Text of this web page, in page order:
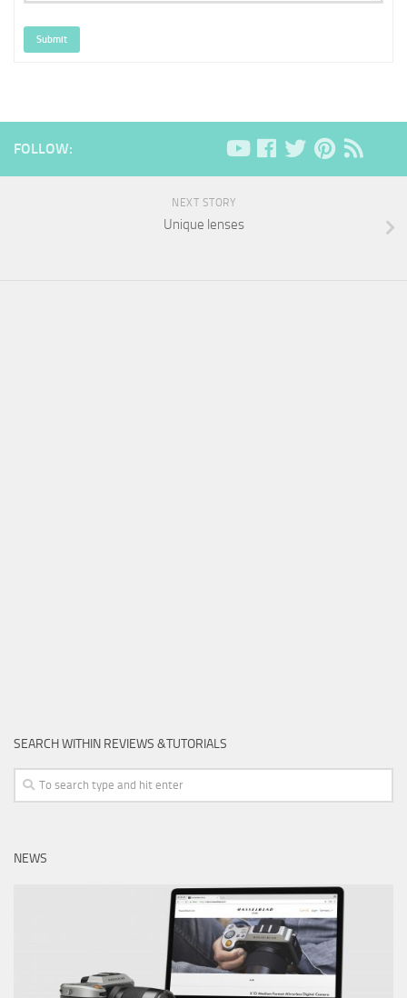
Submit
FOLLOW:
NEXT STORY
Unique lenses
SEARCH WITHIN REVIEWS &TUTORIALS
NEWS